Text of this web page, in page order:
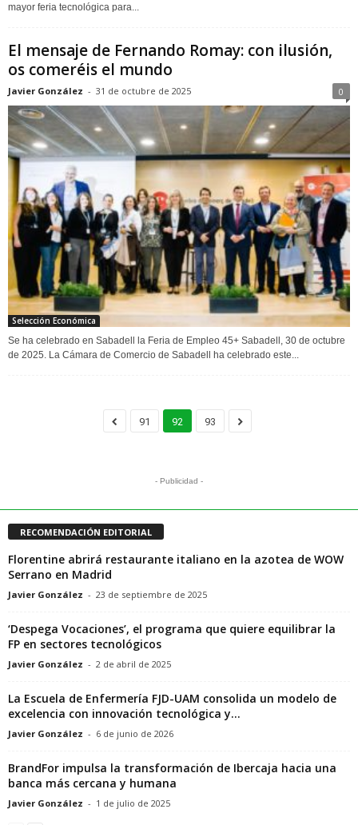
mayor feria tecnológica para...
El mensaje de Fernando Romay: con ilusión,
os comeréis el mundo
Javier González - 31 de octubre de 2025 0
Selección Económica
Se ha celebrado en Sabadell la Feria de Empleo 45+ Sabadell, 30 de octubre
de 2025. La Cámara de Comercio de Sabadell ha celebrado este...
91 92 93
- Publicidad -
RECOMENDACIÓN EDITORIAL
Florentine abrirá restaurante italiano en la azotea de WOW
Serrano en Madrid
Javier González - 23 de septiembre de 2025
‘Despega Vocaciones’, el programa que quiere equilibrar la
FP en sectores tecnológicos
Javier González - 2 de abril de 2025
La Escuela de Enfermería FJD-UAM consolida un modelo de
excelencia con innovación tecnológica y...
Javier González - 6 de junio de 2026
BrandFor impulsa la transformación de Ibercaja hacia una
banca más cercana y humana
Javier González - 1 de julio de 2025